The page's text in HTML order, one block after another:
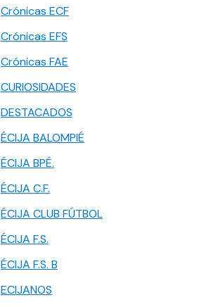
Crónicas ECF
Crónicas EFS
Crónicas FAE
CURIOSIDADES
DESTACADOS
ÉCIJA BALOMPIÉ
ÉCIJA BPÉ.
ÉCIJA C.F.
ÉCIJA CLUB FÚTBOL
ÉCIJA F.S.
ÉCIJA F.S. B
ECIJANOS